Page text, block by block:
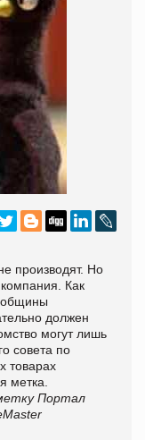
производят. Но
Как
общины
должен
могут лишь
совета по
товарах
метка.
Портал